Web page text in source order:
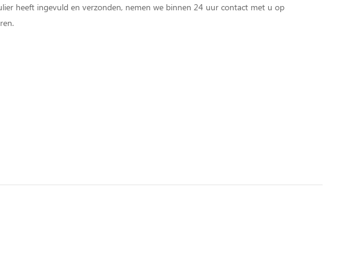
heeft ingevuld en verzonden, nemen we binnen 24 uur contact met u op